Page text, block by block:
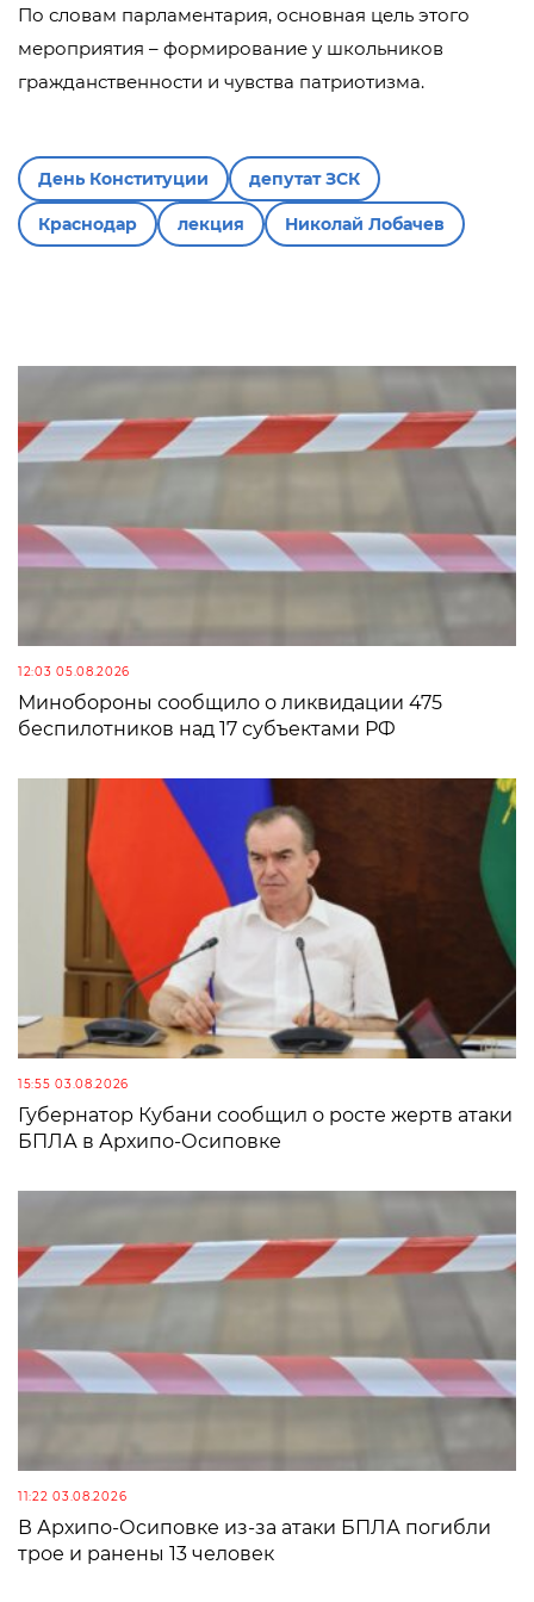
По словам парламентария, основная цель этого
мероприятия – формирование у школьников
гражданственности и чувства патриотизма.
День Конституции депутат ЗСК
Краснодар лекция Николай Лобачев
12:03 05.08.2026
Минобороны сообщило о ликвидации 475
беспилотников над 17 субъектами РФ
15:55 03.08.2026
Губернатор Кубани сообщил о росте жертв атаки
БПЛА в Архипо-Осиповке
11:22 03.08.2026
В Архипо-Осиповке из-за атаки БПЛА погибли
трое и ранены 13 человек